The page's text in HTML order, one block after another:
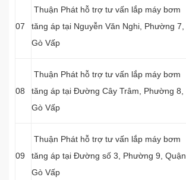
07
Thuận Phát hỗ trợ tư vấn lắp máy bơm
tăng áp tại Nguyễn Văn Nghi, Phường 7,
Gò Vấp
08
Thuận Phát hỗ trợ tư vấn lắp máy bơm
tăng áp tại Đường Cây Trâm, Phường 8,
Gò Vấp
09
Thuận Phát hỗ trợ tư vấn lắp máy bơm
tăng áp tại Đường số 3, Phường 9, Quận
Gò Vấp